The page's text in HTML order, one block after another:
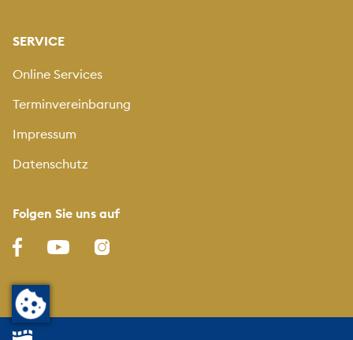
SERVICE
Online Services
Terminvereinbarung
Impressum
Datenschutz
Folgen Sie uns auf